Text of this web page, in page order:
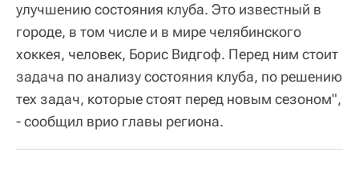
улучшению состояния клуба. Это известный в
городе, в том числе и в мире челябинского
хоккея, человек, Борис Видгоф. Перед ним стоит
задача по анализу состояния клуба, по решению
тех задач, которые стоят перед новым сезоном",
- сообщил врио главы региона.